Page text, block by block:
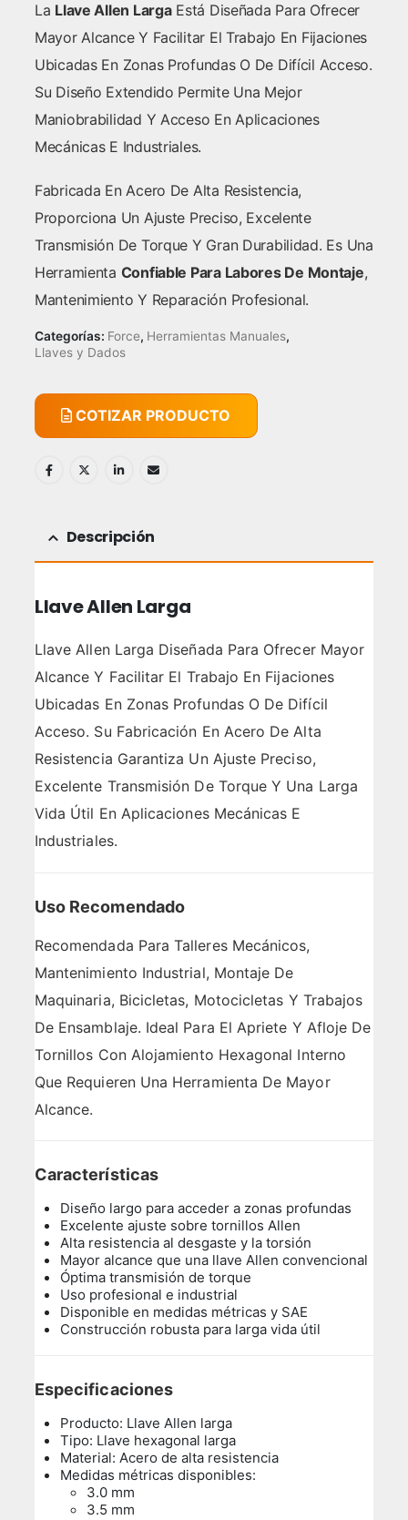
La Llave Allen LargaEstá Diseñada Para Ofrecer
Mayor Alcance Y Facilitar El Trabajo En Fijaciones
Ubicadas En Zonas Profundas O De Difícil Acceso.
Su Diseño Extendido Permite Una Mejor
Maniobrabilidad Y Acceso En Aplicaciones
Mecánicas E Industriales.
Fabricada En Acero De Alta Resistencia,
Proporciona Un Ajuste Preciso, Excelente
Transmisión De Torque Y Gran Durabilidad. Es Una
Herramienta Confiable Para Labores De Montaje,
Mantenimiento Y Reparación Profesional.
Categorías: Force, Herramientas Manuales,
Llaves y Dados
COTIZAR PRODUCTO
Descripción
Llave Allen Larga
Llave Allen Larga Diseñada Para Ofrecer Mayor
Alcance Y Facilitar El Trabajo En Fijaciones
Ubicadas En Zonas Profundas O De Difícil
Acceso. Su Fabricación En Acero De Alta
Resistencia Garantiza Un Ajuste Preciso,
Excelente Transmisión De Torque Y Una Larga
Vida Útil En Aplicaciones Mecánicas E
Industriales.
Uso Recomendado
Recomendada Para Talleres Mecánicos,
Mantenimiento Industrial, Montaje De
Maquinaria, Bicicletas, Motocicletas Y Trabajos
De Ensamblaje. Ideal Para El Apriete Y Afloje De
Tornillos Con Alojamiento Hexagonal Interno
Que Requieren Una Herramienta De Mayor
Alcance.
Características
Diseño largo para acceder a zonas profundas
Excelente ajuste sobre tornillos Allen
Alta resistencia al desgaste y la torsión
Mayor alcance que una llave Allen convencional
Óptima transmisión de torque
Uso profesional e industrial
Disponible en medidas métricas y SAE
Construcción robusta para larga vida útil
Especificaciones
Producto: Llave Allen larga
Tipo: Llave hexagonal larga
Material: Acero de alta resistencia
Medidas métricas disponibles:
3.0 mm
3.5 mm